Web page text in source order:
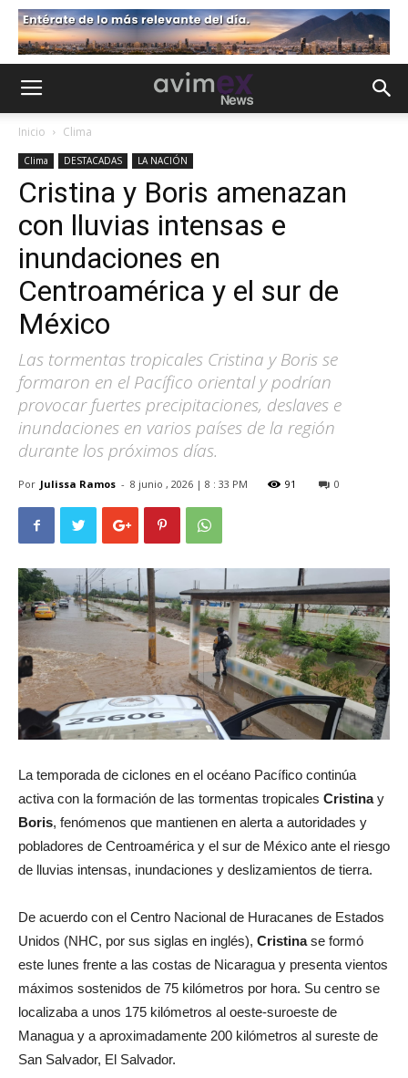
Inicio Clima
Clima DESTACADAS LA NACIÓN
Cristina y Boris amenazan
con lluvias intensas e
inundaciones en
Centroamérica y el sur de
México
Las tormentas tropicales Cristina y Boris se
formaron en el Pacífico oriental y podrían
provocar fuertes precipitaciones, deslaves e
inundaciones en varios países de la región
durante los próximos días.
Por Julissa Ramos - 8 junio , 2026 | 8 : 33 PM 91 0
La temporada de ciclones en el océano Pacífico continúa
activa con la formación de las tormentas tropicales Cristinay
Boris, fenómenos que mantienen en alerta a autoridades y
pobladores de Centroamérica y el sur de México ante el riesgo
de lluvias intensas, inundaciones y deslizamientos de tierra.
De acuerdo con el Centro Nacional de Huracanes de Estados
Unidos (NHC, por sus siglas en inglés), Cristinase formó
este lunes frente a las costas de Nicaragua y presenta vientos
máximos sostenidos de 75 kilómetros por hora. Su centro se
localizaba a unos 175 kilómetros al oeste-suroeste de
Managua y a aproximadamente 200 kilómetros al sureste de
San Salvador, El Salvador.